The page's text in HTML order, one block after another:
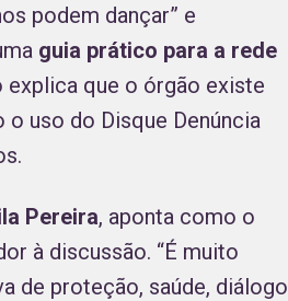
podem dançar” e
guia prático para a rede
explica que o órgão existe
o uso do Disque Denúncia
Pereira, aponta como o
à discussão. “É muito
de proteção, saúde, diálogo